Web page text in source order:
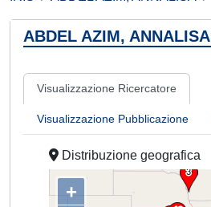
ABDEL AZIM, ANNALISA
Visualizzazione Ricercatore
Visualizzazione Pubblicazione
Distribuzione geografica
+